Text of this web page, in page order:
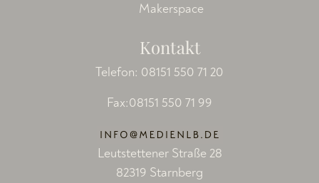
Makerspace
Kontakt
Telefon: 08151 550 71 20
Fax:08151 550 71 99
Leutstettener Straße 28
82319 Starnberg